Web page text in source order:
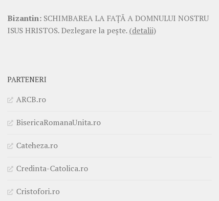
Bizantin: SCHIMBAREA LA FAŢĂ A DOMNULUI NOSTRU
ISUS HRISTOS. Dezlegare la pește. (detalii)
PARTENERI
ARCB.ro
BisericaRomanaUnita.ro
Cateheza.ro
Credinta-Catolica.ro
Cristofori.ro